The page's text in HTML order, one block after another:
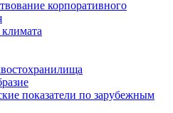
корпоративного
показатели по зарубежным